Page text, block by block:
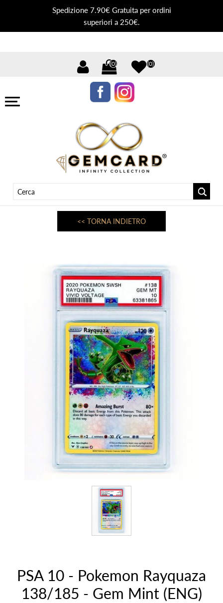
Spedizione 7.90€ Gratuita per ordini
superiori a 250€.
(0) (0)
<< TORNA INDIETRO
PSA 10 - Pokemon Rayquaza
138/185 - Gem Mint (ENG)